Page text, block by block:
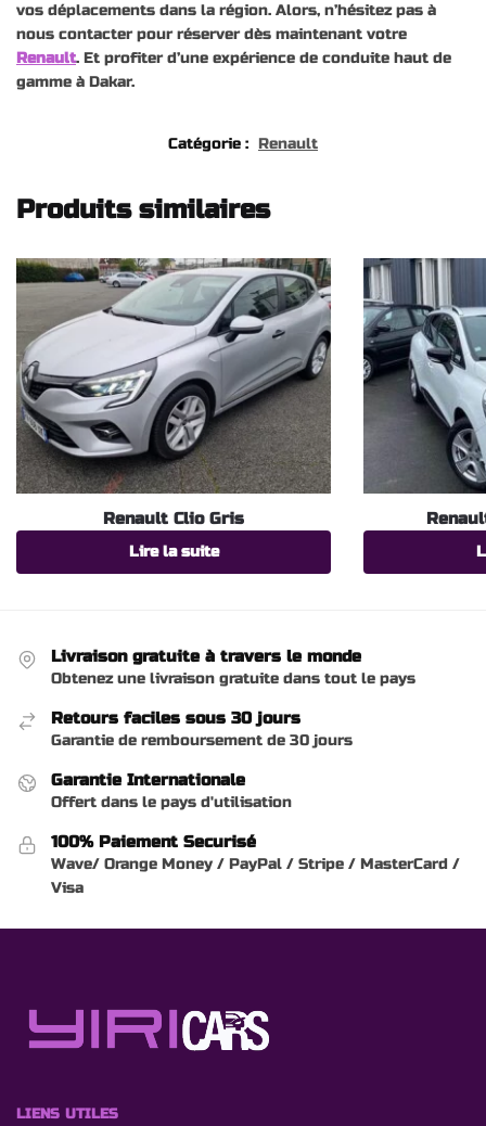
vos déplacements dans la région. Alors, n’hésitez pas à
nous contacter pour réserver dès maintenant votre
Renault. Et profiter d’une expérience de conduite haut de
gamme à Dakar.
Catégorie : Renault
Produits similaires
Renault Clio Gris
Lire la suite
Livraison gratuite à travers le monde
Obtenez une livraison gratuite dans tout le pays
Retours faciles sous 30 jours
Garantie de remboursement de 30 jours
Garantie Internationale
Offert dans le pays d'utilisation
100% Paiement Securisé
Wave/ Orange Money / PayPal / Stripe / MasterCard /
Visa
LIENS UTILES